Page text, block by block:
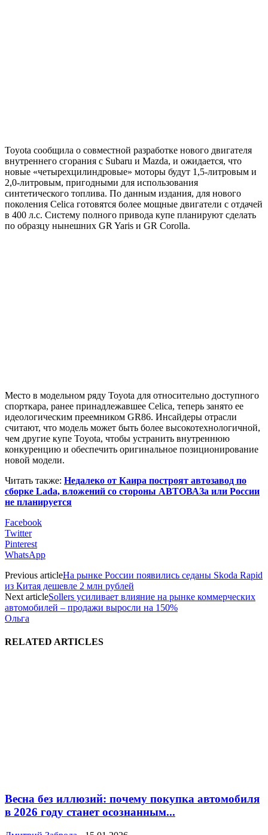
Toyota сообщила о совместной разработке нового двигателя
внутреннего сгорания с Subaru и Mazda, и ожидается, что
новые «четырехцилиндровые» моторы будут 1,5-литровым и
2,0-литровым, пригодными для использования
синтетического топлива. По данным издания, для нового
поколения Celica готовятся более мощные двигатели с отдачей
в 400 л.с. Систему полного привода купе планируют сделать
по образцу нынешних GR Yaris и GR Corolla.
Место в модельном ряду Toyota для относительно доступного
спорткара, ранее принадлежавшее Celica, теперь занято ее
идеологическим преемником GR86. Инсайдеры отрасли
считают, что модель может быть более высокотехнологичной,
чем другие купе Toyota, чтобы устранить внутреннюю
конкуренцию и обеспечить оригинальное позиционирование
новой модели.
Читать также: Недалеко от Каира построят автозавод по
сборке Lada, вложений со стороны АВТОВАЗа или России
не планируется
Facebook
Twitter
Pinterest
WhatsApp
Previous articleНа рынке России появились седаны Skoda Rapid
из Китая дешевле 2 млн рублей
Next articleSollers усиливает влияние на рынке коммерческих
автомобилей – продажи выросли на 150%
Ольга
RELATED ARTICLES
Весна без иллюзий: почему покупка автомобиля
в 2026 году станет осознанным...